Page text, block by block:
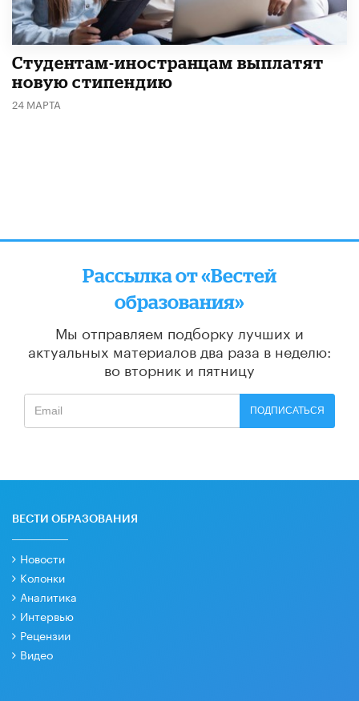
Студентам-иностранцам выплатят
новую стипендию
24 МАРТА
Рассылка от «Вестей
образования»
Мы отправляем подборку лучших и
актуальных материалов два раза в неделю:
во вторник и пятницу
ПОДПИСАТЬСЯ
ВЕСТИ ОБРАЗОВАНИЯ
Новости
Колонки
Аналитика
Интервью
Рецензии
Видео